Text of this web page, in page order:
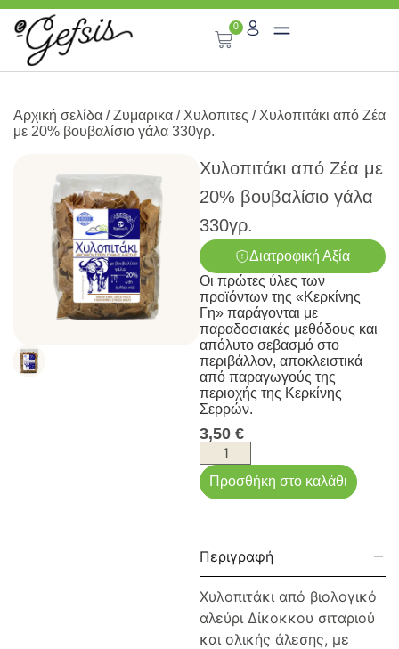
0
Αρχική σελίδα /Ζυμαρικα / Χυλοπιτες / Χυλοπιτάκι από Ζέα
με 20% βουβαλίσιο γάλα 330γρ.
Χυλοπιτάκι από Ζέα με
20% βουβαλίσιο γάλα
330γρ.
Διατροφική Αξία
Οι πρώτες ύλες των
προϊόντων της «Κερκίνης
Γη» παράγονται με
παραδοσιακές μεθόδους και
απόλυτο σεβασμό στο
περιβάλλον, αποκλειστικά
από παραγωγούς της
περιοχής της Κερκίνης
Σερρών.
3,50 €
Προσθήκη στο καλάθι
Περιγραφή
Χυλοπιτάκι από βιολογικό
αλεύρι Δίκοκκου σιταριού
και ολικής άλεσης, με